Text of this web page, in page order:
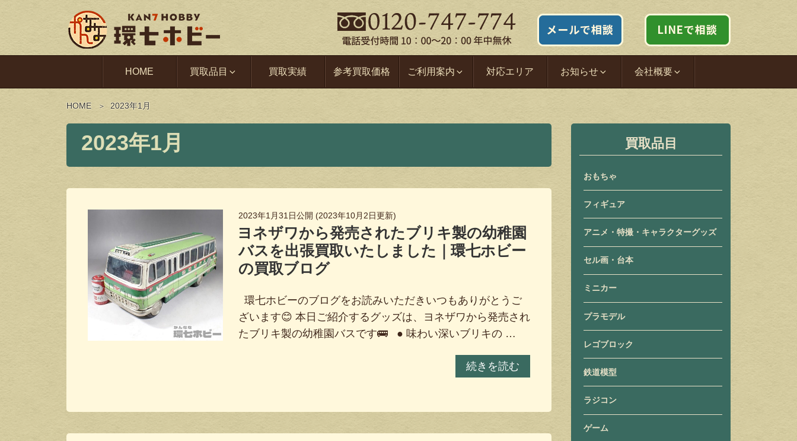
HOME 買取品目 買取実績 参考買取価格 ご利用案内 対応エリア お知らせ 会社概要
HOME 2023年1月
2023年1月
2023年1月31日公開 (2023年10月2日更新)
ヨネザワから発売されたブリキ製の幼稚園
バスを出張買取いたしました｜環七ホビー
の買取ブログ
環七ホビーのブログをお読みいただきいつもありがとうご
ざいます😊 本日ご紹介するグッズは、ヨネザワから発売され
たブリキ製の幼稚園バスです🚌 ● 味わい深いブリキの …
続きを読む
買取品目
おもちゃ
フィギュア
アニメ・特撮・キャラクターグッズ
セル画・台本
ミニカー
プラモデル
レゴブロック
鉄道模型
ラジコン
ゲーム